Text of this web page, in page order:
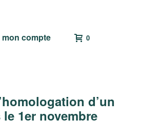
mon compte 0
d’un
1er novembre